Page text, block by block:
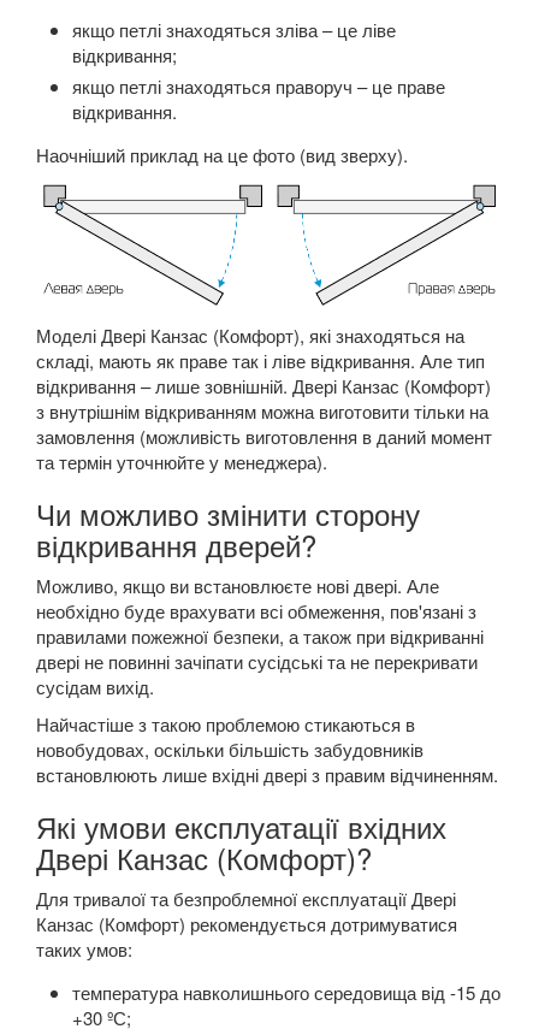
якщо петлі знаходяться зліва – це ліве
відкривання;
якщо петлі знаходяться праворуч – це праве
відкривання.
Наочніший приклад на це фото (вид зверху).
Моделі Двері Канзас (Комфорт), які знаходяться на
складі, мають як праве так і ліве відкривання. Але тип
відкривання – лише зовнішній. Двері Канзас (Комфорт)
з внутрішнім відкриванням можна виготовити тільки на
замовлення (можливість виготовлення в даний момент
та термін уточнюйте у менеджера).
Чи можливо змінити сторону
відкривання дверей?
Можливо, якщо ви встановлюєте нові двері. Але
необхідно буде врахувати всі обмеження, пов'язані з
правилами пожежної безпеки, а також при відкриванні
двері не повинні зачіпати сусідські та не перекривати
сусідам вихід.
Найчастіше з такою проблемою стикаються в
новобудовах, оскільки більшість забудовників
встановлюють лише вхідні двері з правим відчиненням.
Які умови експлуатації вхідних
Двері Канзас (Комфорт)?
Для тривалої та безпроблемної експлуатації Двері
Канзас (Комфорт) рекомендується дотримуватися
таких умов:
температура навколишнього середовища від -15 до
+30 ºС;